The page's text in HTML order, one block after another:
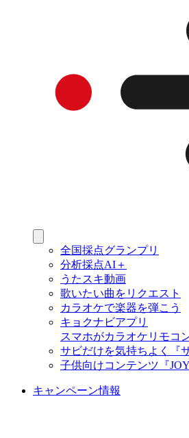
全国採点グランプリ
分析採点AI＋
うたスキ動画
歌いたい曲をリクエスト
カラオケで楽器を弾こう
キョクナビアプリ
スマホがカラオケリモコ
サビだけを気持ちよく『
子供向けコンテンツ『
キャンペーン情報